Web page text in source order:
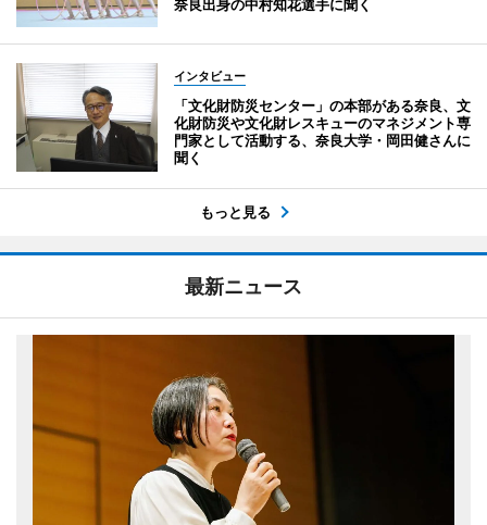
奈良出身の中村知花選手に聞く
インタビュー
「文化財防災センター」の本部がある奈良、文
化財防災や文化財レスキューのマネジメント専
門家として活動する、奈良大学・岡田健さんに
聞く
もっと見る
最新ニュース